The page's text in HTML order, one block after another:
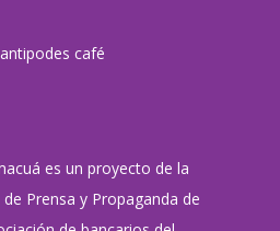
café
es un proyecto de la
Prensa y Propaganda de